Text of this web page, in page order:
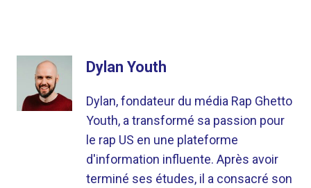
Dylan Youth
Dylan, fondateur du média Rap Ghetto
Youth, a transformé sa passion pour
le rap US en une plateforme
d'information influente. Après avoir
terminé ses études, il a consacré son